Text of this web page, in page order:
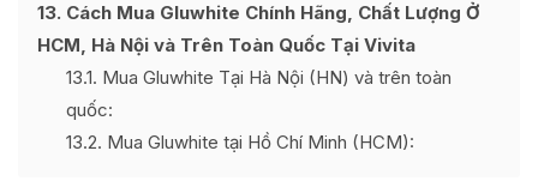
13 Cách Mua Gluwhite Chính Hãng, Chất Lượng Ở
HCM, Hà Nội và Trên Toàn Quốc Tại Vivita
13.1 Mua Gluwhite Tại Hà Nội (HN) và trên toàn
quốc:
13.2 Mua Gluwhite tại Hồ Chí Minh (HCM):